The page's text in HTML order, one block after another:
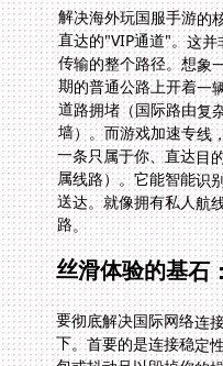
解决海外玩国服手游的
直达的"VIP通道"。这
传输的整个路径。想象
期的普通公路上开着一
道路拥堵（国际路由复
墙）。而游戏加速专线
一条只属于你、直达目
属线路）。它能智能识
送达。就像拥有私人航
路。
丝滑体验的基石
要彻底解决国际网络连
下。首要的是连接稳定
包或抖动足以毁掉你的
刻，一个瞬移指令因丢
体验的挫败感远胜于日
络线路可能让数据包绕
秀的加速器能通过覆盖
快的物理路径和最优的
的玩家"美国玩战双帕弥
拥有独享100M带宽保障